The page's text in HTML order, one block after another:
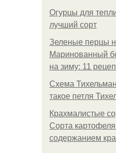
Огурцы для
лучший сорт
Зеленые перцы
Маринованный
на зиму: 11
Схема
такое петля
Крахмалистые
Сорта
содержанием